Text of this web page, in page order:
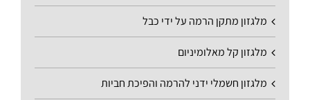
מלגזון מתקן הרמה על ידי כבל
מלגזון קל מאלומיניום
מלגזון חשמלי ידני להרמה והפיכת חביות